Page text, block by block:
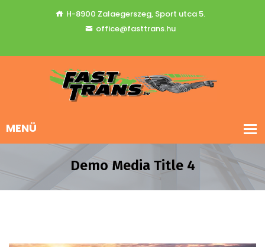
H-8900 Zalaegerszeg, Sport utca 5.
office@fasttrans.hu
Demo Media Title 4